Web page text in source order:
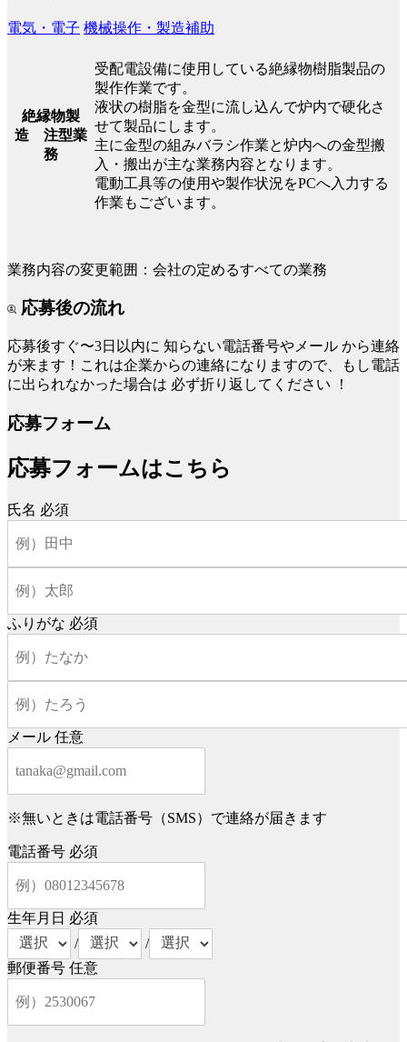
電気・電子 機械操作・製造補助
絶縁物製
造 注型業
務
受配電設備に使用している絶縁物樹脂製品の
製作作業です。
液状の樹脂を金型に流し込んで炉内で硬化さ
せて製品にします。
主に金型の組みバラシ作業と炉内への金型搬
入・搬出が主な業務内容となります。
電動工具等の使用や製作状況をPCへ入力する
作業もございます。
業務内容の変更範囲：会社の定めるすべての業務
応募後の流れ
応募後すぐ〜3日以内に 知らない電話番号やメール から連絡
が来ます！これは企業からの連絡になりますので、もし電話
に出られなかった場合は 必ず折り返してください ！
応募フォーム
応募フォームはこちら
氏名 必須
ふりがな 必須
メール 任意
※無いときは電話番号（SMS）で連絡が届きます
電話番号 必須
生年月日 必須
/
/
郵便番号 任意